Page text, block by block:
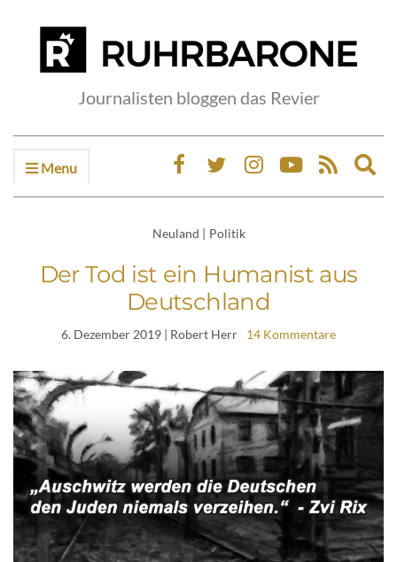
Journalisten bloggen das Revier
Menu
Neuland | Politik
Der Tod ist ein Humanist aus
Deutschland
6. Dezember 2019 | Robert Herr 14 Kommentare